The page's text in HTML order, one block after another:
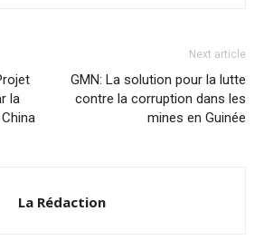
la
Next article
GMN: La solution pour la lutte
contre la corruption dans les
mines en Guinée
La Rédaction